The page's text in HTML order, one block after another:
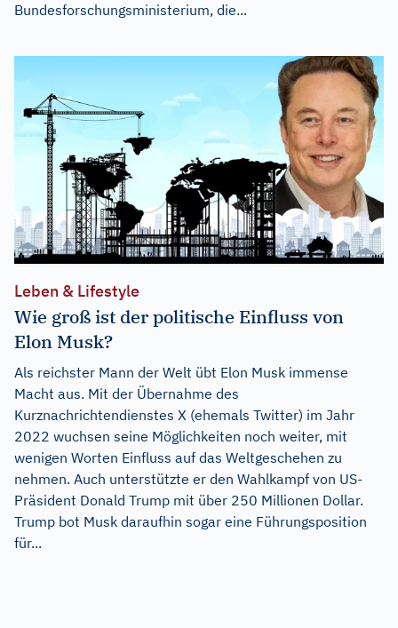
Bundesforschungsministerium, die...
Leben & Lifestyle
Wie groß ist der politische Einfluss von
Elon Musk?
Als reichster Mann der Welt übt Elon Musk immense
Macht aus. Mit der Übernahme des
Kurznachrichtendienstes X (ehemals Twitter) im Jahr
2022 wuchsen seine Möglichkeiten noch weiter, mit
wenigen Worten Einfluss auf das Weltgeschehen zu
nehmen. Auch unterstützte er den Wahlkampf von US-
Präsident Donald Trump mit über 250 Millionen Dollar.
Trump bot Musk daraufhin sogar eine Führungsposition
für...